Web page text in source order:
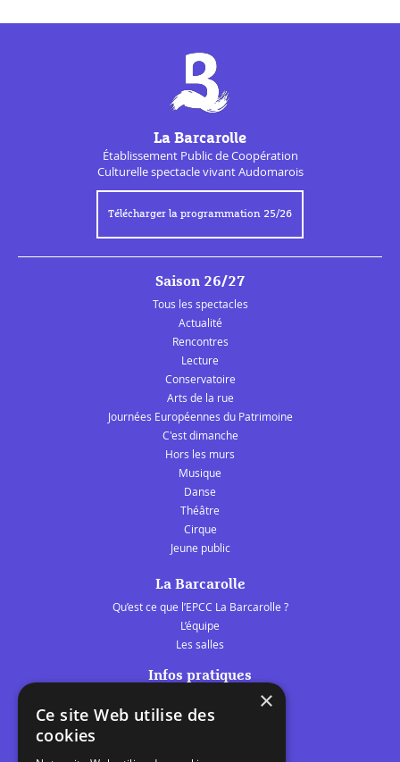
La Barcarolle
Établissement Public deCoopération
Culturellespectacle vivant Audomarois
Télécharger la programmation 25/26
Saison 26/27
Tous les spectacles
Actualité
Rencontres
Lecture
Conservatoire
Arts de la rue
Journées Européennes du Patrimoine
C'est dimanche
Hors les murs
Musique
Danse
Théâtre
Cirque
Jeune public
La Barcarolle
Qu’est ce que l’EPCC La Barcarolle ?
L’équipe
Les salles
Infos pratiques
Les belles scènes audomaroises
×
Ce site Web utilise des
cookies